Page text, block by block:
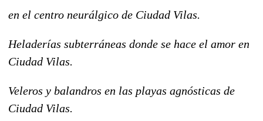
en el centro neurálgico de Ciudad Vilas.
Heladerías subterráneas donde se hace el amor en
Ciudad Vilas.
Veleros y balandros en las playas agnósticas de
Ciudad Vilas.